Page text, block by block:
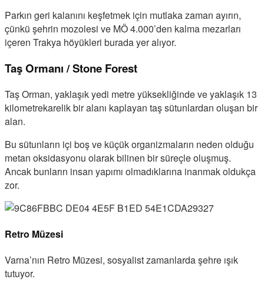
Parkın geri kalanını keşfetmek için mutlaka zaman ayırın,
çünkü şehrin mozolesi ve MÖ 4.000’den kalma mezarları
içeren Trakya höyükleri burada yer alıyor.
Taş Ormanı / Stone Forest
Taş Orman, yaklaşık yedi metre yüksekliğinde ve yaklaşık 13
kilometrekarelik bir alanı kaplayan taş sütunlardan oluşan bir
alan.
Bu sütunların içi boş ve küçük organizmaların neden olduğu
metan oksidasyonu olarak bilinen bir süreçle oluşmuş.
Ancak bunların insan yapımı olmadıklarına inanmak oldukça
zor.
Retro Müzesi
Varna’nın Retro Müzesi, sosyalist zamanlarda şehre ışık
tutuyor.